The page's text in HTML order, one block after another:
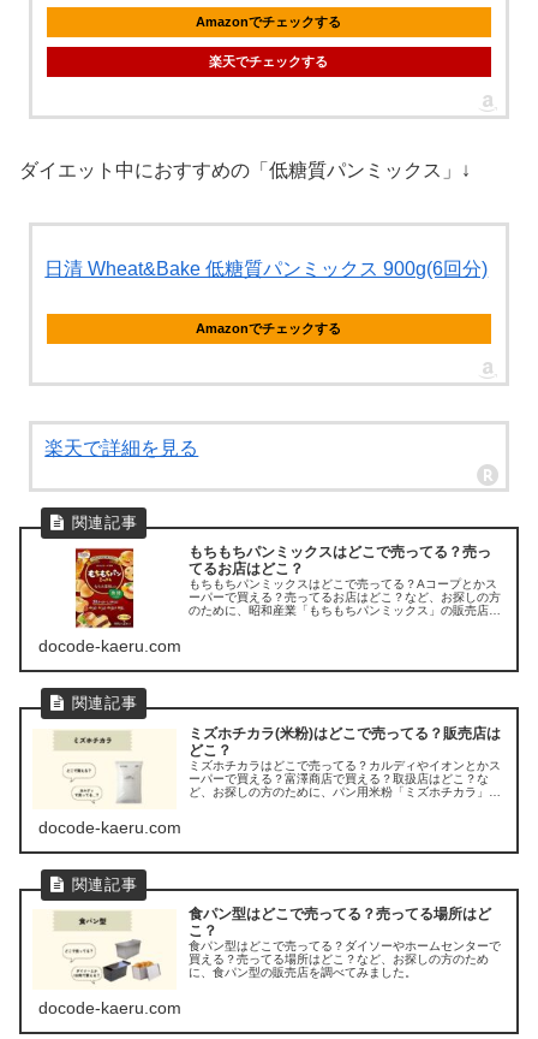
Amazonでチェックする
楽天でチェックする
ダイエット中におすすめの「低糖質パンミックス」↓
日清 Wheat&Bake 低糖質パンミックス 900g(6回分)
Amazonでチェックする
楽天で詳細を見る
もちもちパンミックスはどこで売ってる？売っ
てるお店はどこ？
もちもちパンミックスはどこで売ってる？Aコープとかス
ーパーで買える？売ってるお店はどこ？など、お探しの方
のために、昭和産業「もちもちパンミックス」の販売店を
docode-kaeru.com
ミズホチカラ(米粉)はどこで売ってる？販売店は
どこ？
ミズホチカラはどこで売ってる？カルディやイオンとかス
ーパーで買える？富澤商店で買える？取扱店はどこ？な
ど、お探しの方のために、パン用米粉「ミズホチカラ」の
docode-kaeru.com
食パン型はどこで売ってる？売ってる場所はど
こ？
食パン型はどこで売ってる？ダイソーやホームセンターで
買える？売ってる場所はどこ？など、お探しの方のため
に、食パン型の販売店を調べてみました。
docode-kaeru.com